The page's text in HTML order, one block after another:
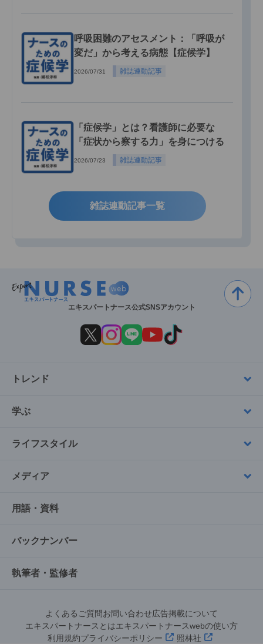
呼吸困難のアセスメント：「呼吸が
変だ」から考える病態【症候学】
2026/07/31 雑誌連動記事
「症候学」とは？看護師に必要な
「症状から察する力」を身につける
2026/07/23 雑誌連動記事
雑誌連動記事一覧
エキスパートナース公式SNSアカウント
トレンド
学ぶ
ライフスタイル
メディア
用語・資料
バックナンバー
執筆者・監修者
よくあるご質問お問い合わせ広告掲載について
エキスパートナースとはエキスパートナースwebの使い方
利用規約プライバシーポリシー 照林社